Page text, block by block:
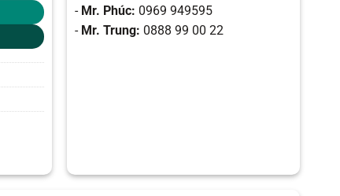
- Mr. Phúc: 0969 949595
- Mr. Trung: 0888 99 00 22